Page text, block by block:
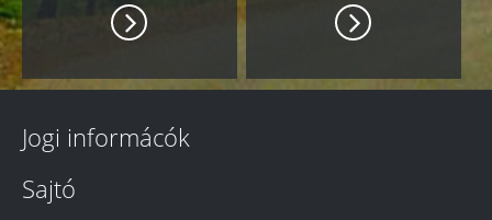
Jogi informácók
Sajtó